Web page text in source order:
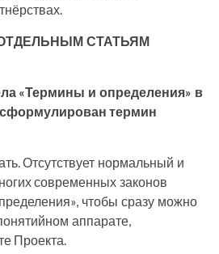
СТАТЬЯМ
«Термины и определения» в
термин
Отсутствует нормальный и
современных законов
чтобы сразу можно
аппарате,
Проекта.